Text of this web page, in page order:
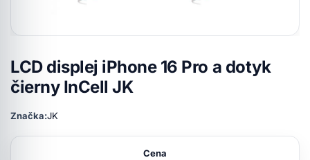
LCD displej iPhone 16 Pro a dotyk
čierny InCell JK
Značka:JK
Cena